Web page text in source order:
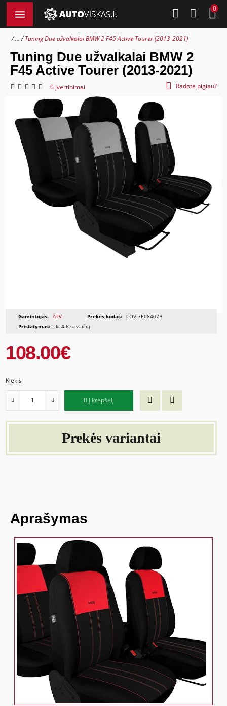
0
... Tuning Due užvalkalai BMW 2 F45 Active Tourer (2013-2021)
Tuning Due užvalkalai BMW 2
F45 Active Tourer (2013-2021)
0 įvertinimai Radote pigiau?
Gamintojas: ATV Prekės kodas: COV-7EC8407B
Pristatymas:
Iki 4-6 savaičių
108.00€
Kiekis
Į krepšelį
Prekės variantai
Aprašymas